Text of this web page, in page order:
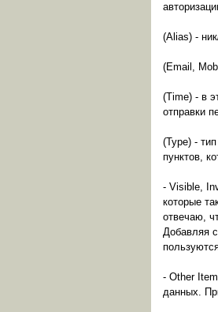
(Alias) -
(Email,
(Time) - в
отправки
(Type) -
пунктов,
- Visible,
которые
отвечаю,
Добавляя
- Other
данных.